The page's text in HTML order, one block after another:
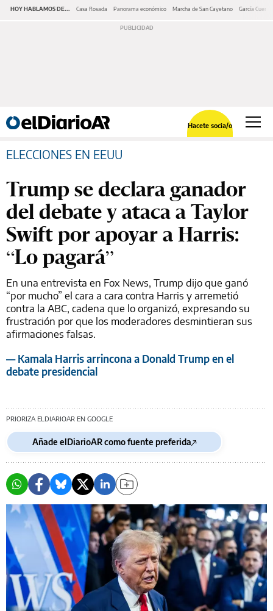
HOY HABLAMOS DE... Casa Rosada Panorama económico Marcha de San Cayetano García Cuerva
Hacete socia/o
ELECCIONES EN EEUU
Trump se declara ganador
del debate y ataca a Taylor
Swift por apoyar a Harris:
“Lo pagará”
En una entrevista en Fox News, Trump dijo que ganó
“por mucho” el cara a cara contra Harris y arremetió
contra la ABC, cadena que lo organizó, expresando su
frustración por que los moderadores desmintieran sus
afirmaciones falsas.
— Kamala Harris arrincona a Donald Trump en el
debate presidencial
PRIORIZA ELDIARIOAR EN GOOGLE
Añade elDiarioAR como fuente preferida